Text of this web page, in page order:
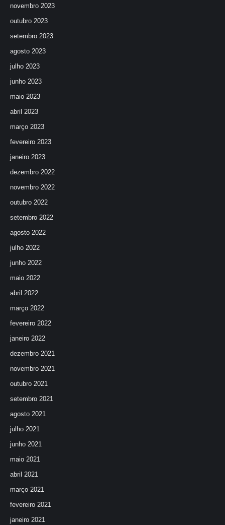
novembro 2023
outubro 2023
setembro 2023
agosto 2023
julho 2023
junho 2023
maio 2023
abril 2023
março 2023
fevereiro 2023
janeiro 2023
dezembro 2022
novembro 2022
outubro 2022
setembro 2022
agosto 2022
julho 2022
junho 2022
maio 2022
abril 2022
março 2022
fevereiro 2022
janeiro 2022
dezembro 2021
novembro 2021
outubro 2021
setembro 2021
agosto 2021
julho 2021
junho 2021
maio 2021
abril 2021
março 2021
fevereiro 2021
janeiro 2021